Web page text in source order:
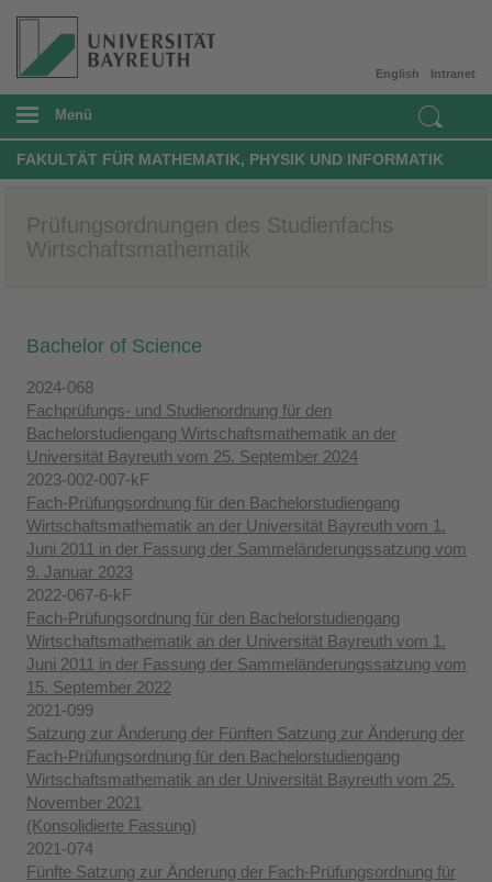
Intranet
English
Menü
FAKULTÄT FÜR MATHEMATIK, PHYSIK UND INFORMATIK
Prüfungsordnungen des Studienfachs
Wirtschaftsmathematik
Bachelor of Science
2024-068
Fachprüfungs- und Studienordnung für den
Bachelorstudiengang Wirtschaftsmathematik an der
Universität Bayreuth vom 25. September 2024
2023-002-007-kF
Fach-Prüfungsordnung für den Bachelorstudiengang
Wirtschaftsmathematik an der Universität Bayreuth vom 1.
Juni 2011 in der Fassung der Sammeländerungssatzung vom
9. Januar 2023
2022-067-6-kF
Fach-Prüfungsordnung für den Bachelorstudiengang
Wirtschaftsmathematik an der Universität Bayreuth vom 1.
Juni 2011 in der Fassung der Sammeländerungssatzung vom
15. September 2022
2021-099
Satzung zur Änderung der Fünften Satzung zur Änderung der
Fach-Prüfungsordnung für den Bachelorstudiengang
Wirtschaftsmathematik an der Universität Bayreuth vom 25.
November 2021
(Konsolidierte Fassung)
2021-074
Fünfte Satzung zur Änderung der Fach-Prüfungsordnung für